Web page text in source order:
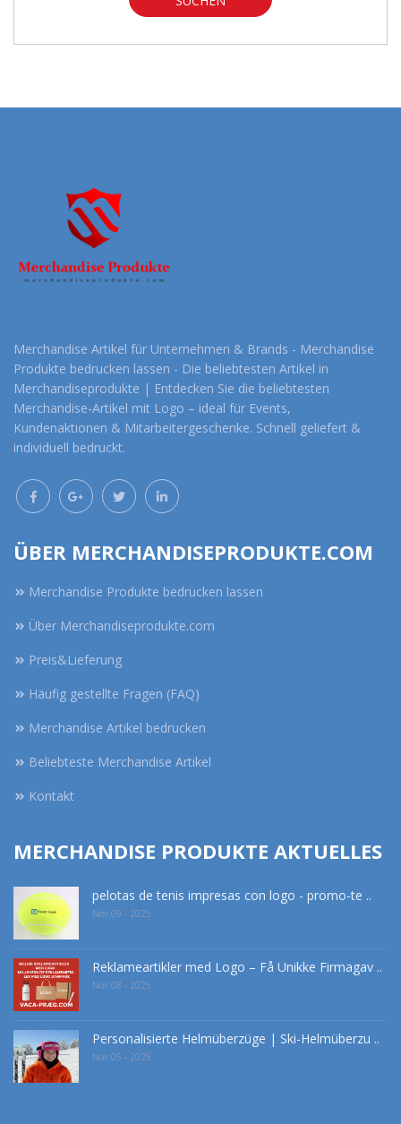
Merchandise Artikel für Unternehmen & Brands - Merchandise
Produkte bedrucken lassen - Die beliebtesten Artikel in
Merchandiseprodukte | Entdecken Sie die beliebtesten
Merchandise-Artikel mit Logo – ideal für Events,
Kundenaktionen & Mitarbeitergeschenke. Schnell geliefert &
individuell bedruckt.
ÜBER MERCHANDISEPRODUKTE.COM
Merchandise Produkte bedrucken lassen
Über Merchandiseprodukte.com
Preis&Lieferung
Häufig gestellte Fragen (FAQ)
Merchandise Artikel bedrucken
Beliebteste Merchandise Artikel
Kontakt
MERCHANDISE PRODUKTE AKTUELLES
pelotas de tenis impresas con logo - promo-te ..
Nov 09 - 2025
Reklameartikler med Logo – Få Unikke Firmagav ..
Nov 08 - 2025
Personalisierte Helmüberzüge | Ski-Helmüberzu ..
Nov 05 - 2025